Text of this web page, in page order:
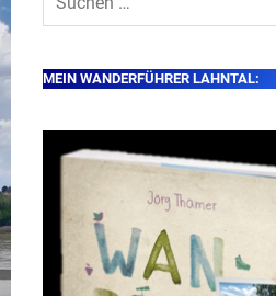
MEIN WANDERFÜHRER LAHNTAL: